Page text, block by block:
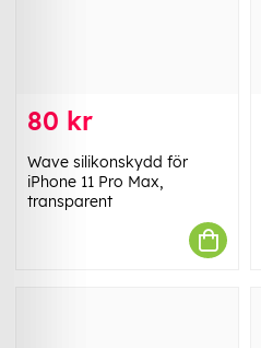
80 kr
Wave silikonskydd för
iPhone 11 Pro Max,
transparent